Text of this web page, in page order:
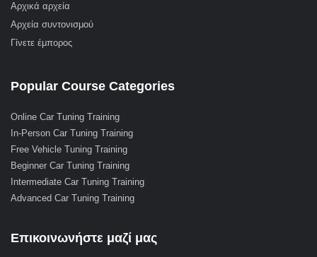
Αρχικά αρχεία
Αρχεία συντονισμού
Γίνετε έμπορος
Popular Course Categories
Online Car Tuning Training
In-Person Car Tuning Training
Free Vehicle Tuning Training
Beginner Car Tuning Training
Intermediate Car Tuning Training
Advanced Car Tuning Training
Επικοινωνήστε μαζί μας